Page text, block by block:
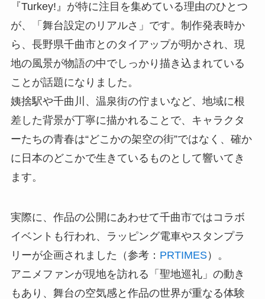
『Turkey!』が特に注目を集めている理由のひとつ
が、「舞台設定のリアルさ」です。制作発表時か
ら、長野県千曲市とのタイアップが明かされ、現
地の風景が物語の中でしっかり描き込まれている
ことが話題になりました。
姨捨駅や千曲川、温泉街の佇まいなど、地域に根
差した背景が丁寧に描かれることで、キャラクタ
ーたちの青春は“どこかの架空の街”ではなく、確か
に日本のどこかで生きているものとして響いてき
ます。
実際に、作品の公開にあわせて千曲市ではコラボ
イベントも行われ、ラッピング電車やスタンプラ
リーが企画されました（参考： PRTIMES）。
アニメファンが現地を訪れる「聖地巡礼」の動き
もあり、舞台の空気感と作品の世界が重なる体験